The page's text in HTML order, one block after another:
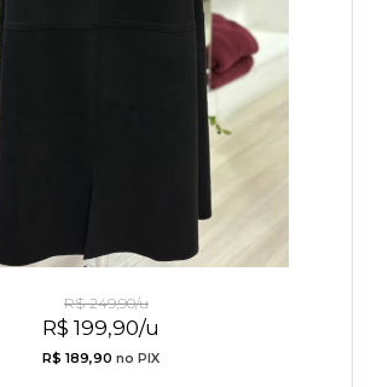
R$ 199,90/u
R$ 249,90/u
R$ 189,90 no PIX